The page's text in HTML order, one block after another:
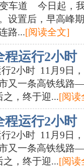
车道 今日起，
设置后，早高峰
路...[阅读全文]
程运行2小时
2小时 11月9日
又一条高铁线
之，终于迎...[阅读
程运行2小时
2小时 11月9日
又一条高铁线
之，终于迎...[阅读